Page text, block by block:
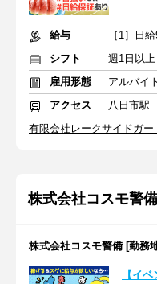
給与
シフト
週1日以
雇用形態
アルバイ
アクセス
八日市駅
有限会社レークサイドガ
株式会社コスモ警備
株式会社コスモ警備 [勤務
【イ